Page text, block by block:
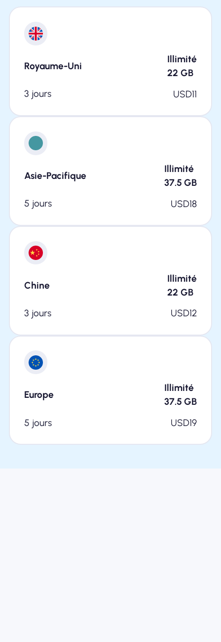
Royaume-Uni
Illimité
22 GB
3 jours
USD11
Asie-Pacifique
Illimité
37.5 GB
5 jours
USD18
Chine
Illimité
22 GB
3 jours
USD12
Europe
Illimité
37.5 GB
5 jours
USD19